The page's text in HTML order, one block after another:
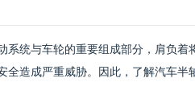
系统与车轮的重要组成部分，肩负
全造成严重威胁。因此，了解汽车半